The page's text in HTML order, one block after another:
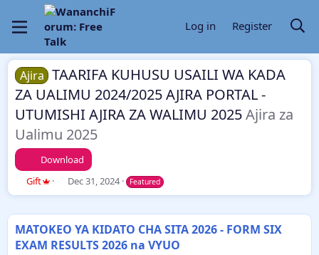
Log in Register
Ajira TAARIFA KUHUSU USAILI WA KADA
ZA UALIMU 2024/2025 AJIRA PORTAL -
UTUMISHI AJIRA ZA WALIMU 2025Ajira za
Ualimu 2025
Download
A
u
h
o
r
Gift
C
r
a
t
i
Dec 31, 2024 Featured
MATOKEO YA KIDATO CHA SITA 2026 - FORM SIX
EXAM RESULTS 2026 na VYUO